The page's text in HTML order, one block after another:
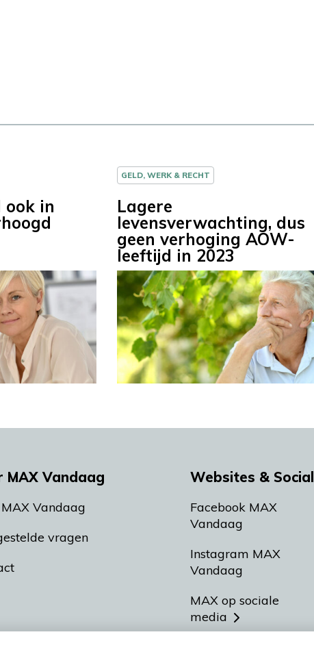
ook in
GELD, WERK & RECHT
Lagere
levensverwachting, dus
geen verhoging AOW-
leeftijd in 2023
MAX Vandaag
Vandaag
vragen
Websites & Social
Facebook MAX
Vandaag
Instagram MAX
Vandaag
MAX op sociale
media